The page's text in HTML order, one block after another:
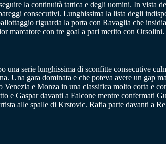
la continuità tattica e degli uomini. In vista
consecutivi. Lunghissima la lista degli
riguarda la porta con Ravaglia che
marcatore con tre goal a pari merito con Orsolini.
serie lunghissima di sconfitte consecutive
Una gara dominata e che poteva avere un gap
e Monza in una classifica molto corta e
Gaspar davanti a Falcone mentre confermati
alle spalle di Krstovic. Rafia parte davanti a